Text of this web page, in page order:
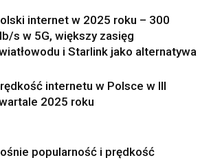
internet w 2025 roku – 300
s w 5G, większy zasięg
i Starlink jako alternatywa
internetu w Polsce w III
2025 roku
popularność i prędkość